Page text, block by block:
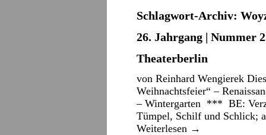
Schlagwort-Archiv:
26. Jahrgang | Nummer
Theaterberlin
von Reinhard Wengierek
Weihnachtsfeier“ –
– Wintergarten *** BE:
Tümpel, Schilf und Schlick;
Weiterlesen →